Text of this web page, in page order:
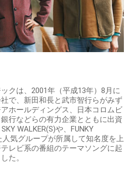
クは、2001年（平成13年）8月に
で、新田和長と武市智行らがみず
ホールディングス、日本コロムビ
行などらの有力企業とともに出資
WALKER(S)や、FUNKY
人気グループが所属して知名度を上
レビ系の番組のテーマソングに起
た。